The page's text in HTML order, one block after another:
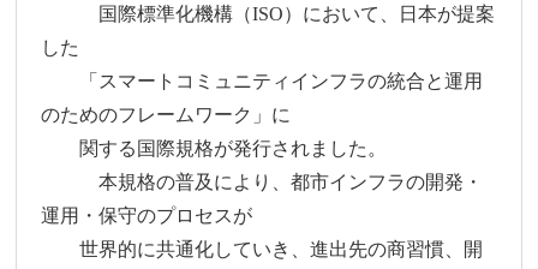
国際標準化機構（ISO）において、日本が提案
した
「スマートコミュニティインフラの統合と運用
のためのフレームワーク」に
関する国際規格が発行されました。
本規格の普及により、都市インフラの開発・
運用・保守のプロセスが
世界的に共通化していき、進出先の商習慣、開